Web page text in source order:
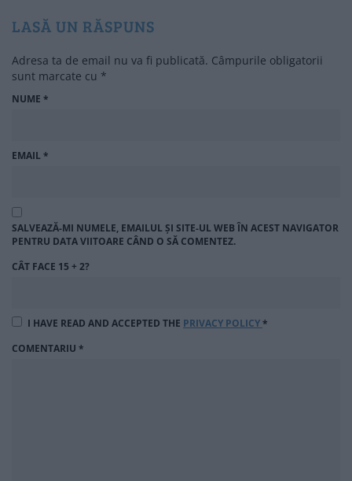
LASĂ UN RĂSPUNS
Adresa ta de email nu va fi publicată. Câmpurile obligatorii
sunt marcate cu *
NUME *
EMAIL*
SALVEAZĂ-MI NUMELE, EMAILUL ȘI SITE-UL WEB ÎN ACEST NAVIGATOR
PENTRU DATA VIITOARE CÂND O SĂ COMENTEZ.
CÂT FACE 15 + 2?
I HAVE READ AND ACCEPTED THE PRIVACY POLICY*
COMENTARIU *